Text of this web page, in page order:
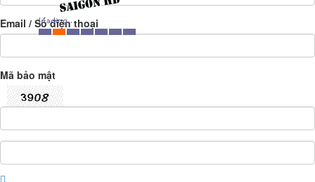
Email / Số điện thoại
Mã bảo mật